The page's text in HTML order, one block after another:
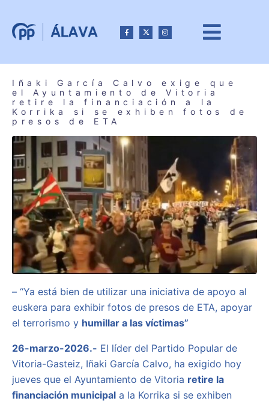
Iñaki García Calvo exige que
el Ayuntamiento de Vitoria
retire la financiación a la
Korrika si se exhiben fotos de
presos de ETA
– “Ya está bien de utilizar una iniciativa de apoyo al
euskera para exhibir fotos de presos de ETA, apoyar
el terrorismo y humillar a las víctimas”
26-marzo-2026.- El líder del Partido Popular de
Vitoria-Gasteiz, Iñaki García Calvo, ha exigido hoy
jueves que el Ayuntamiento de Vitoria retire la
financiación municipal a la Korrika si se exhiben